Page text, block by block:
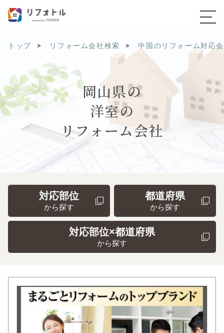
トップ リフォーム会社検索 中国のリフォーム対応
岡山県の
洋室の
リフォーム会社
対応部位
から探す
都道府県
から探す
対応部位×都道府県
から探す